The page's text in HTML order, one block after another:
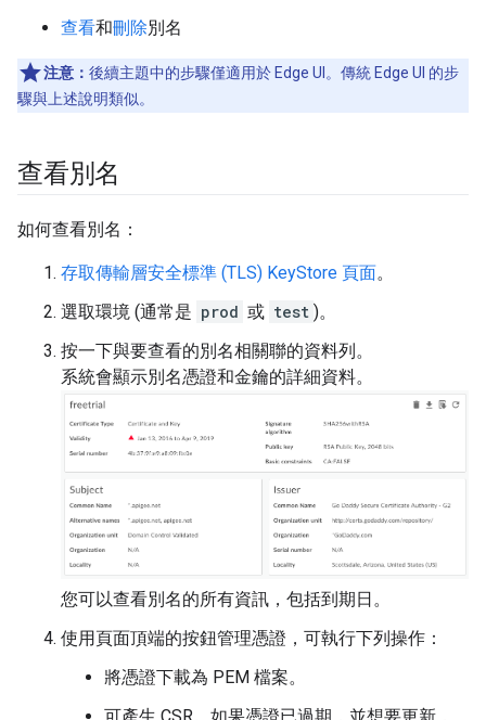
查看和刪除別名
注意： 後續主題中的步驟僅適用於 Edge UI。傳統 Edge UI 的步
驟與上述說明類似。
查看別名
如何查看別名：
存取傳輸層安全標準 (TLS) KeyStore 頁面。
選取環境 (通常是 prod 或 test )。
按一下與要查看的別名相關聯的資料列。
系統會顯示別名憑證和金鑰的詳細資料。
您可以查看別名的所有資訊，包括到期日。
使用頁面頂端的按鈕管理憑證，可執行下列操作：
將憑證下載為 PEM 檔案。